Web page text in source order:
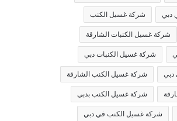
دبي شركة غسيل الكنب
شركة غسيل الكنبات الشارقة
شركة غسيل الكنبات دبي
دبي شركة غسيل الكنب الشارقة
شركة غسيل الكنب بدبي
شركة غسيل الكنب في دبي